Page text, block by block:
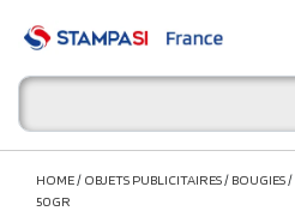
HOME/ OBJETS PUBLICITAIRES/ BOUGIES/
50GR